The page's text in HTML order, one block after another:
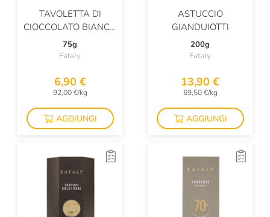
TAVOLETTA DI
CIOCCOLATO BIANCO
CON CARAMELLO E
GRANELLA DI NOCI
75g
Eataly
6,90 €
92,00 €/kg
AGGIUNGI
ASTUCCIO
GIANDUIOTTI
200g
Eataly
13,90 €
69,50 €/kg
AGGIUNGI